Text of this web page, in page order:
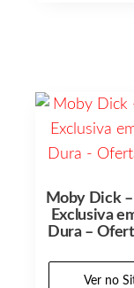
Moby Dick
Exclusiva
Dura –
Ver no